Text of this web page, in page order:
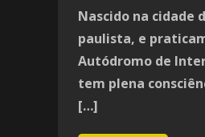
Nascido na cidade
paulista, e
Autódromo de
tem plena
[…]